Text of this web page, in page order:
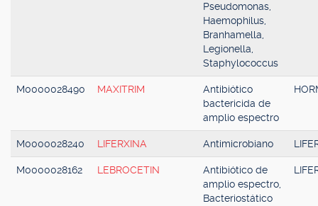
Pseudomonas,
Haemophilus,
Branhamella,
Legionella,
Staphylococcus
M0000028490 MAXITRIM
Antibiótico
bactericida de
amplio espectro
M0000028240 LIFERXINA Antimicrobiano
M0000028162 LEBROCETIN
Antibiótico de
amplio espectro,
Bacteriostático